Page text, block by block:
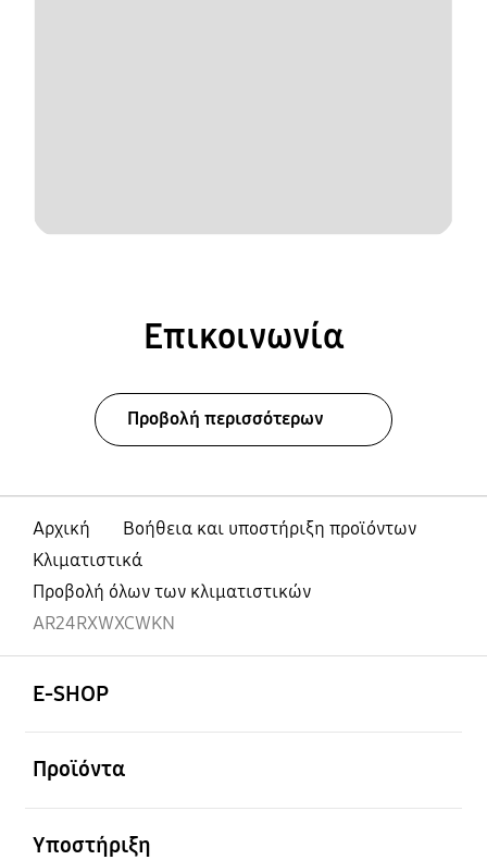
Επικοινωνία
Προβολή περισσότερων
Αρχική
Βοήθεια και υποστήριξη προϊόντων
Κλιματιστικά
Προβολή όλων των κλιματιστικών
AR24RXWXCWKN
E-SHOP
Προϊόντα
Υποστήριξη